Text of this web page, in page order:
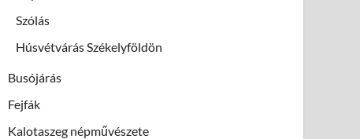
Szólás
Húsvétvárás Székelyföldön
Busójárás
Fejfák
Kalotaszeg népművészete